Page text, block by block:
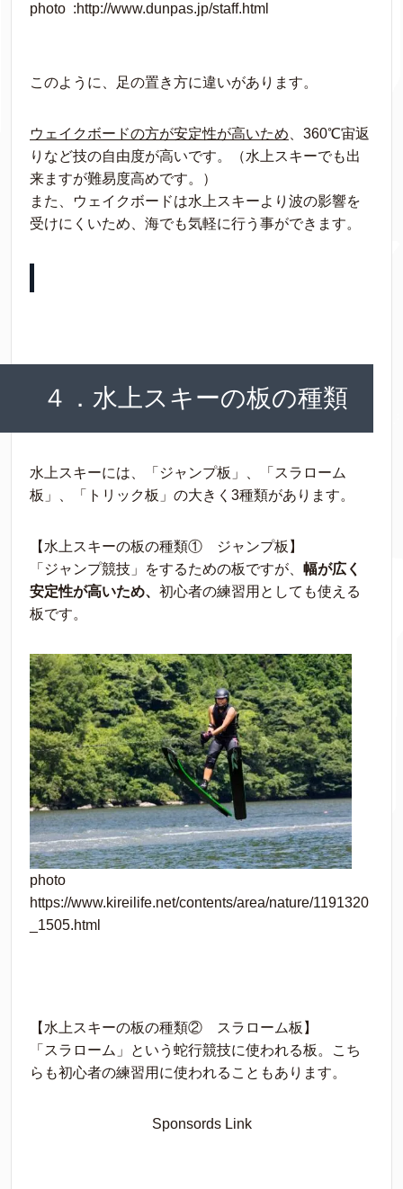
photo :http://www.dunpas.jp/staff.html
このように、足の置き方に違いがあります。
ウェイクボードの方が安定性が高いため 、360℃宙返
りなど技の自由度が高いです。（水上スキーでも出
来ますが難易度高めです。）
また、ウェイクボードは水上スキーより波の影響を
受けにくいため、海でも気軽に行う事ができます。
４．水上スキーの板の種類
水上スキーには、「ジャンプ板」、「スラローム
板」、「トリック板」の大きく3種類があります。
【水上スキーの板の種類① ジャンプ板】
「ジャンプ競技」をするための板ですが、 幅が広く
安定性が高いため、 初心者の練習用としても使える
板です。
photo
https://www.kireilife.net/contents/area/nature/1191320
_1505.html
【水上スキーの板の種類② スラローム板】
「スラローム」という蛇行競技に使われる板。こち
らも初心者の練習用に使われることもあります。
Sponsords Link